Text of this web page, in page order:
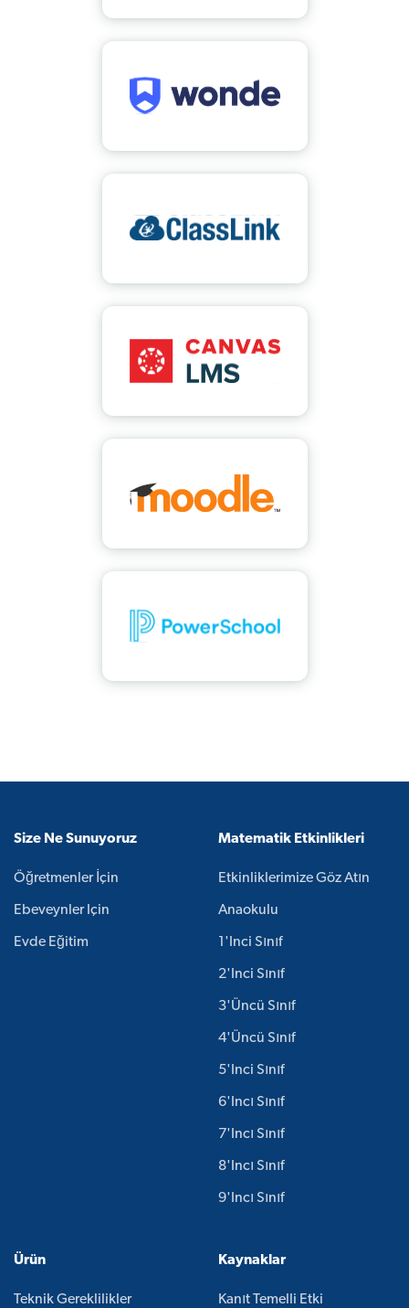
Size Ne Sunuyoruz
Öğretmenler İçin
Ebeveynler Için
Evde Eğitim
Matematik Etkinlikleri
Etkinliklerimize Göz Atın
Anaokulu
1'inci Sınıf
2'inci Sınıf
3'üncü Sınıf
4'üncü Sınıf
5'inci Sınıf
6'ıncı Sınıf
7'ıncı Sınıf
8'ıncı Sınıf
9'ıncı Sınıf
Ürün
Teknik Gereklilikler
Kaynaklar
Kanıt Temelli Etki